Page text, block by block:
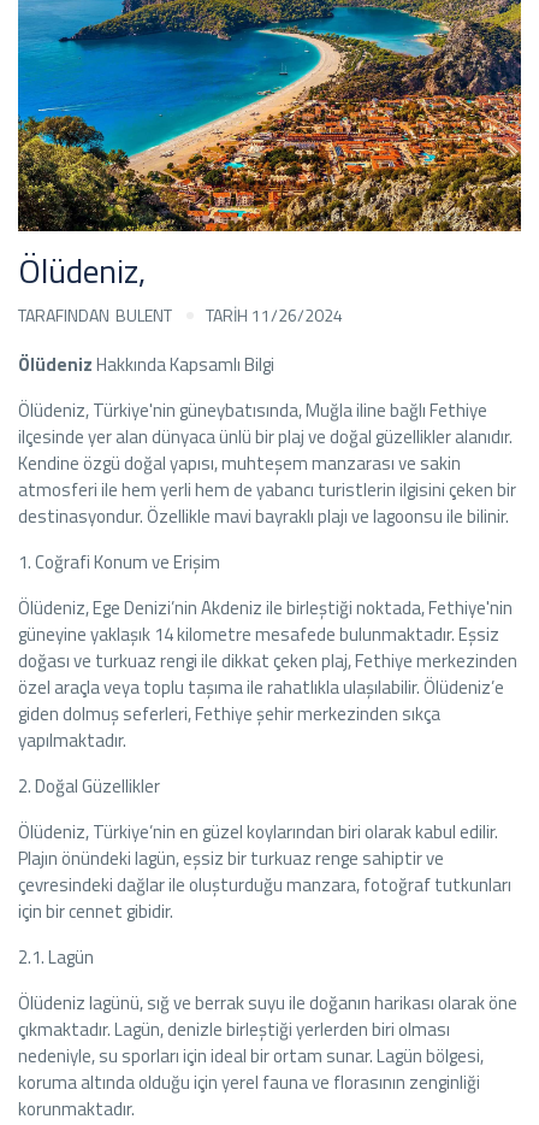
Ölüdeniz,
TARAFINDAN BULENT TARİH 11/26/2024
ÖlüdenizHakkında Kapsamlı Bilgi
Ölüdeniz, Türkiye'nin güneybatısında, Muğla iline bağlı Fethiye
ilçesinde yer alan dünyaca ünlü bir plaj ve doğal güzellikler alanıdır.
Kendine özgü doğal yapısı, muhteşem manzarası ve sakin
atmosferi ile hem yerli hem de yabancı turistlerin ilgisini çeken bir
destinasyondur. Özellikle mavi bayraklı plajı ve lagoonsu ile bilinir.
1. Coğrafi Konum ve Erişim
Ölüdeniz, Ege Denizi’nin Akdeniz ile birleştiği noktada, Fethiye'nin
güneyine yaklaşık 14 kilometre mesafede bulunmaktadır. Eşsiz
doğası ve turkuaz rengi ile dikkat çeken plaj, Fethiye merkezinden
özel araçla veya toplu taşıma ile rahatlıkla ulaşılabilir. Ölüdeniz’e
giden dolmuş seferleri, Fethiye şehir merkezinden sıkça
yapılmaktadır.
2. Doğal Güzellikler
Ölüdeniz, Türkiye’nin en güzel koylarından biri olarak kabul edilir.
Plajın önündeki lagün, eşsiz bir turkuaz renge sahiptir ve
çevresindeki dağlar ile oluşturduğu manzara, fotoğraf tutkunları
için bir cennet gibidir.
2.1. Lagün
Ölüdeniz lagünü, sığ ve berrak suyu ile doğanın harikası olarak öne
çıkmaktadır. Lagün, denizle birleştiği yerlerden biri olması
nedeniyle, su sporları için ideal bir ortam sunar. Lagün bölgesi,
koruma altında olduğu için yerel fauna ve florasının zenginliği
korunmaktadır.